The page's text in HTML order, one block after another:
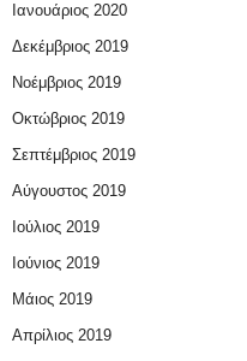
Ιανουάριος 2020
Δεκέμβριος 2019
Νοέμβριος 2019
Οκτώβριος 2019
Σεπτέμβριος 2019
Αύγουστος 2019
Ιούλιος 2019
Ιούνιος 2019
Μάιος 2019
Απρίλιος 2019